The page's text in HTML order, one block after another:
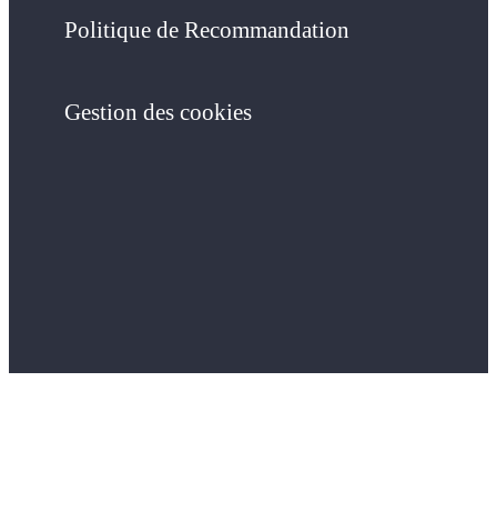
Politique de Recommandation
Gestion des cookies